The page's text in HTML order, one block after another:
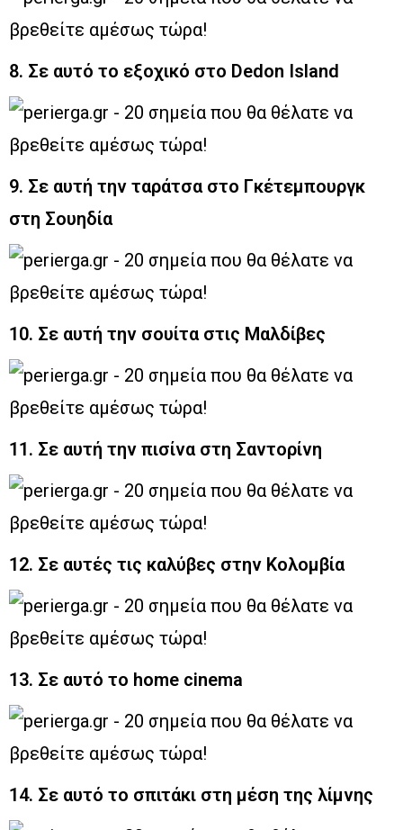
8. Σε αυτό το εξοχικό στο Dedon Island
9. Σε αυτή την ταράτσα στο Γκέτεμπουργκ
στη Σουηδία
10. Σε αυτή την σουίτα στις Μαλδίβες
11. Σε αυτή την πισίνα στη Σαντορίνη
12. Σε αυτές τις καλύβες στην Κολομβία
13. Σε αυτό το home cinema
14. Σε αυτό το σπιτάκι στη μέση της λίμνης